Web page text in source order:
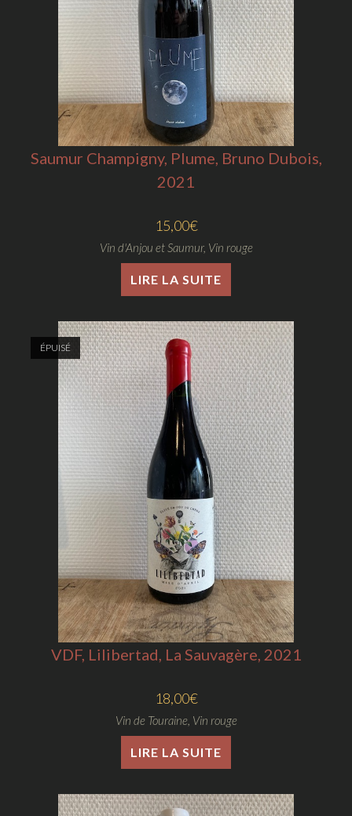
Saumur Champigny, Plume, Bruno Dubois,
2021
15,00€
Vin d'Anjou et Saumur, Vin rouge
LIRE LA SUITE
ÉPUISÉ
VDF, Lilibertad, La Sauvagère, 2021
18,00€
Vin de Touraine, Vin rouge
LIRE LA SUITE